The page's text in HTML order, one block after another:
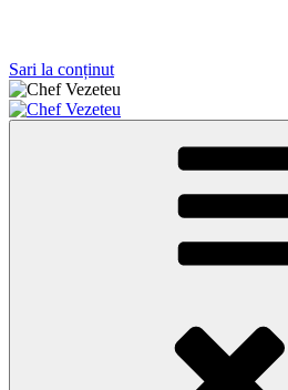
Sari la conținut
Antreprenor, instructor al prestigioasei